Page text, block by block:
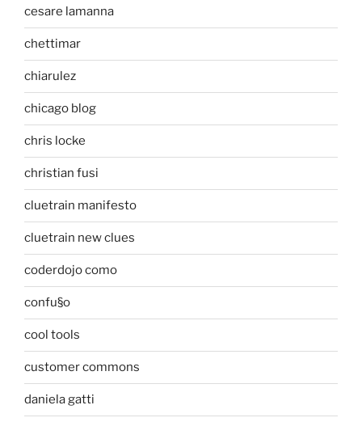
cesare lamanna
chettimar
chiarulez
chicago blog
chris locke
christian fusi
cluetrain manifesto
cluetrain new clues
coderdojo como
confu§o
cool tools
customer commons
daniela gatti